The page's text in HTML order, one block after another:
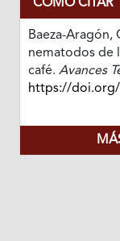
CÓMO CITAR
Baeza-Aragón,
nematodos de
café. Avances
https://doi.org/